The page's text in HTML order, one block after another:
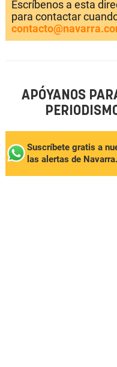
Escríbenos a esta
para contactar
APÓYANOS
Suscríbete gratis a
las alertas de